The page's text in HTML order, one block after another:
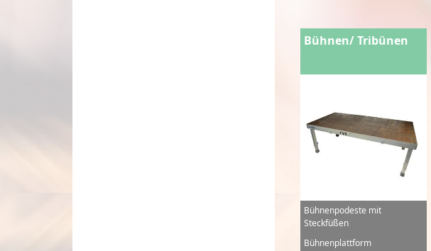
Bühnen/ Tribünen
Bühnenpodeste mit
Steckfüßen
Bühnenplattform